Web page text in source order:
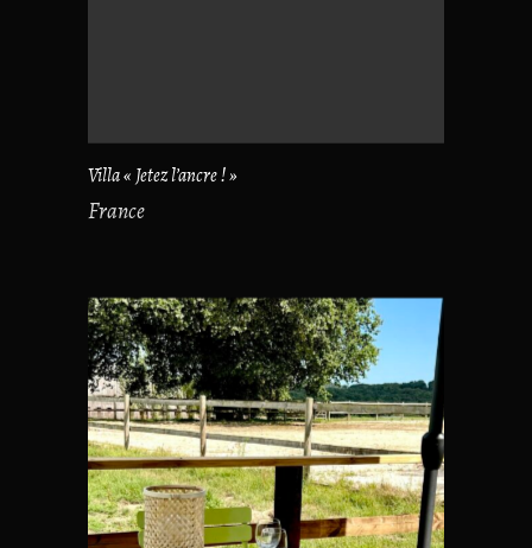
Villa « Jetez l’ancre ! »
France